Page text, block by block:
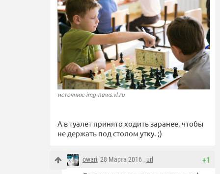
источник: img-news.vl.ru
А в туалет принято ходить заранее, чтобы
не держать под столом утку. ;)
+1
owari, 28 Марта 2016 , url